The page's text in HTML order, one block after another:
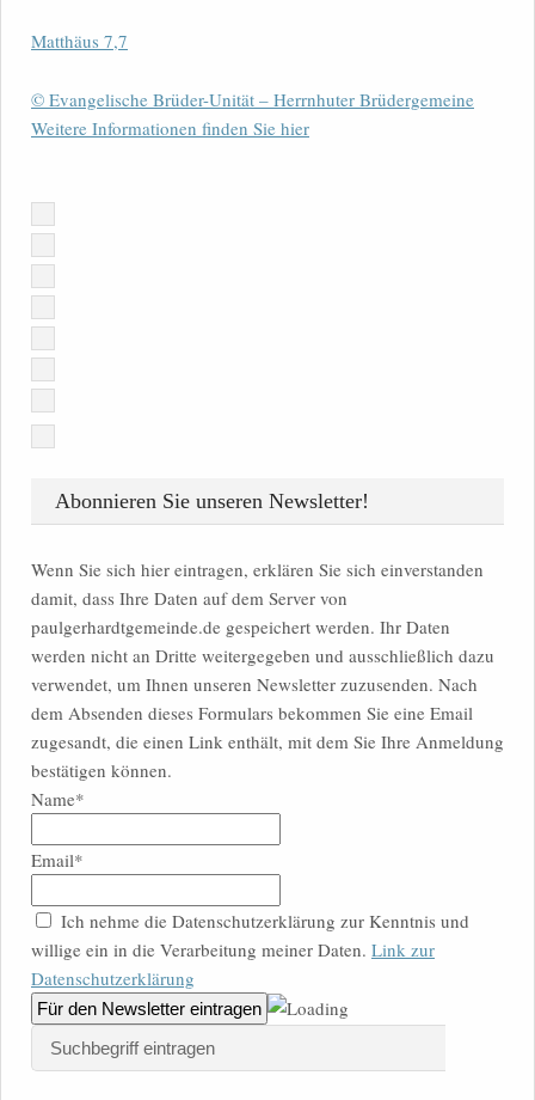
Matthäus 7,7
© Evangelische Brüder-Unität – Herrnhuter Brüdergemeine
Weitere Informationen finden Sie hier
Abonnieren Sie unseren Newsletter!
Wenn Sie sich hier eintragen, erklären Sie sich einverstanden
damit, dass Ihre Daten auf dem Server von
paulgerhardtgemeinde.de gespeichert werden. Ihr Daten
werden nicht an Dritte weitergegeben und ausschließlich dazu
verwendet, um Ihnen unseren Newsletter zuzusenden. Nach
dem Absenden dieses Formulars bekommen Sie eine Email
zugesandt, die einen Link enthält, mit dem Sie Ihre Anmeldung
bestätigen können.
Name*
Email*
Ich nehme die Datenschutzerklärung zur Kenntnis und
willige ein in die Verarbeitung meiner Daten. Link zur
Datenschutzerklärung